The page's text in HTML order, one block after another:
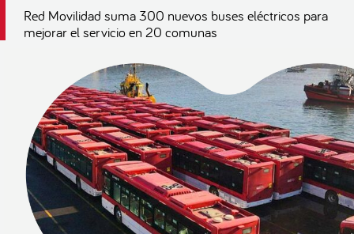
Red Movilidad suma 300 nuevos buses eléctricos para
mejorar el servicio en 20 comunas